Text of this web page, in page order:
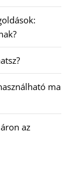
ma
az